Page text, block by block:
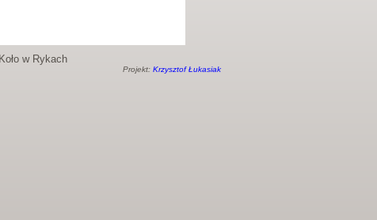
w Rykach
Projekt: Krzysztof Łukasiak